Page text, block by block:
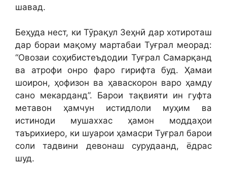
шавад.
Беҳуда нест, ки Тӯрақул Зеҳнӣ дар хотироташ
дар бораи мақому мартабаи Туғрал меорад:
“Овозаи соҳибистеъдодии Туғрал Самарқанд
ва атрофи онро фаро гирифта буд. Ҳамаи
шоирон, ҳофизон ва ҳаваскорон варо ҳамду
сано мекарданд”. Барои тақвияти ин гуфта
метавон ҳамчун истидлоли муҳим ва
истиноди мушаххас ҳамон моддаҳои
таърихиеро, ки шуарои ҳамасри Туғрал барои
соли тадвини девонаш сурудаанд, ёдрас
шуд.